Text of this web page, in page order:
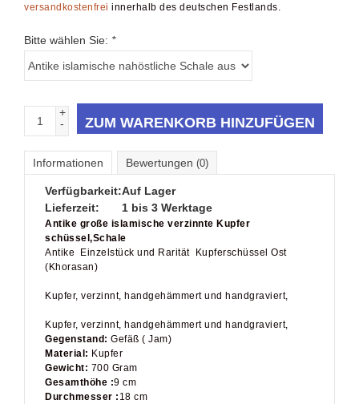
versandkostenfrei innerhalb des deutschen Festlands.
Bitte wählen Sie: *
+
-
ZUM WARENKORB HINZUFÜGEN
Informationen Bewertungen (0)
Verfügbarkeit:Auf Lager
Lieferzeit:
1 bis 3 Werktage
Antike große islamische verzinnte Kupfer
schüssel,Schale
Antike Einzelstück und Rarität Kupferschüssel Ost
(Khorasan)
Kupfer, verzinnt, handgehämmert und handgraviert,
Kupfer, verzinnt, handgehämmert und handgraviert,
Gegenstand: Gefäß ( Jam)
Material: Kupfer
Gewicht: 700 Gram
Gesamthöhe :9 cm
Durchmesser : 18 cm